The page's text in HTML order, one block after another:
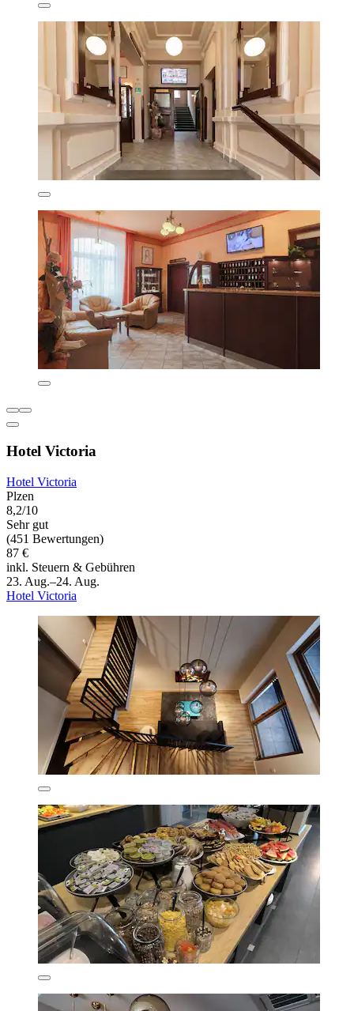
Hotel Victoria
Hotel Victoria
Plzen
8,2/10
Sehr gut
(451 Bewertungen)
87 €
inkl. Steuern & Gebühren
23. Aug.–24. Aug.
Hotel Victoria